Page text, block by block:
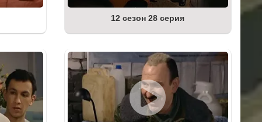
12 сезон 28 серия